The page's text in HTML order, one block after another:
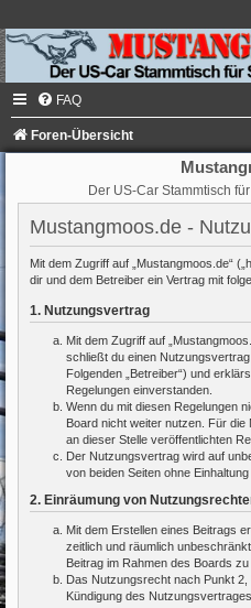
FAQ
Foren-Übersicht
Der US-Car Stammtisch
Mustangmoos.de -
Mit dem Zugriff auf „Mustangmoos.de“
dir und dem Betreiber ein Vertrag mit
1. Nutzungsvertrag
Mit dem Zugriff auf
schließt du einen
Folgenden „Betreiber“) und
Regelungen einverstanden.
Wenn du mit diesen Regelungen
Board nicht weiter nutzen. Für
an dieser Stelle veröffentlichten
Der Nutzungsvertrag wird auf
von beiden Seiten ohne
2. Einräumung von
Mit dem Erstellen eines Beitrags
zeitlich und räumlich
Beitrag im Rahmen des Boards zu
Das Nutzungsrecht nach Punkt
Kündigung des